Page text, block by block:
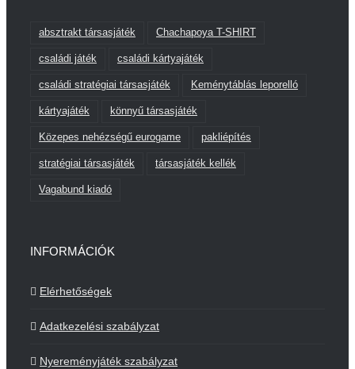
absztrakt társasjáték Chachapoya T-SHIRT
családi játék családi kártyajáték
családi stratégiai társasjáték Keménytáblás leporelló
kártyajáték könnyű társasjáték
Közepes nehézségű eurogame pakliépítés
stratégiai társasjáték társasjáték kellék
Vagabund kiadó
INFORMÁCIÓK
Elérhetőségek
Adatkezelési szabályzat
Nyereményjáték szabályzat